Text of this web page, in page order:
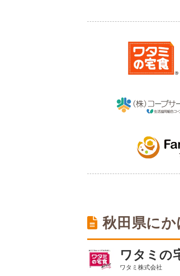
秋田県に
ワタミの
ワタミ株式会社